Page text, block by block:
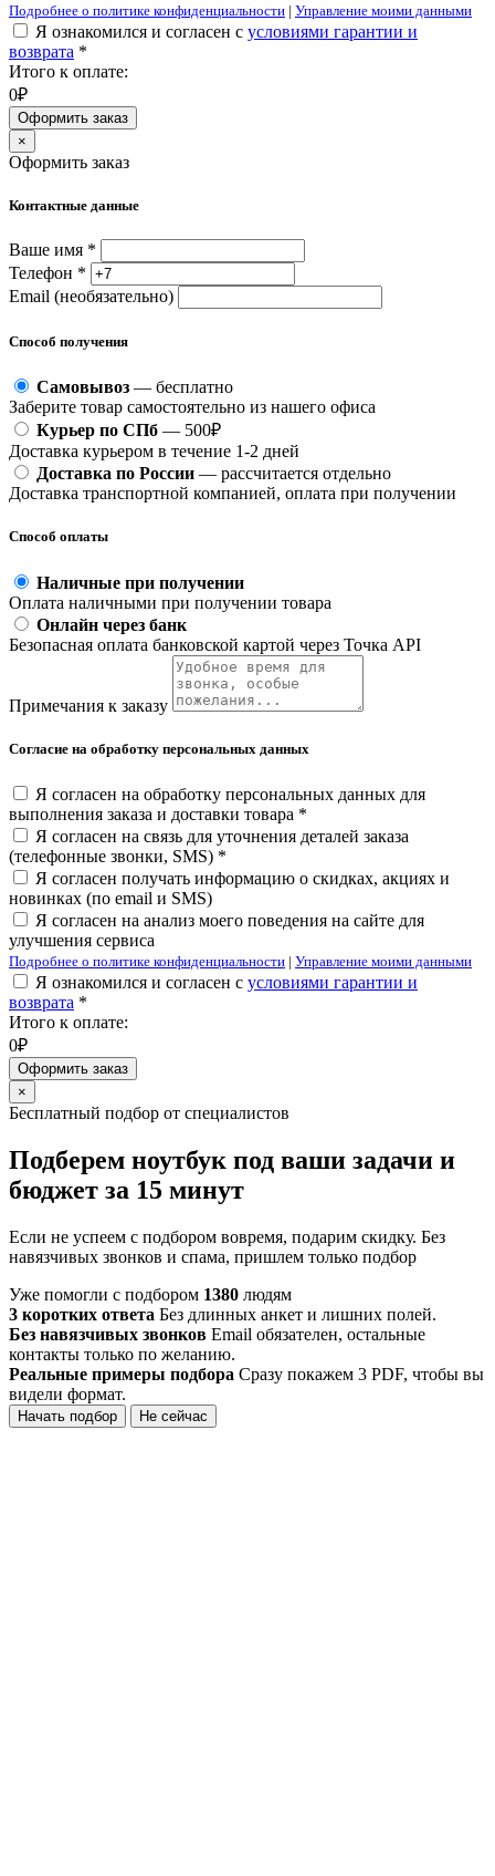
Подробнее о политике конфиденциальности | Управление моими данными
Я ознакомился и согласен с условиями гарантии и
возврата *
Итого к оплате:
0₽
Оформить заказ
×
Оформить заказ
Контактные данные
Ваше имя *
Телефон *
Email (необязательно)
Способ получения
Самовывоз — бесплатно
Заберите товар самостоятельно из нашего офиса
Курьер по СПб — 500₽
Доставка курьером в течение 1-2 дней
Доставка по России — рассчитается отдельно
Доставка транспортной компанией, оплата при получении
Способ оплаты
Наличные при получении
Оплата наличными при получении товара
Онлайн через банк
Безопасная оплата банковской картой через Точка API
Примечания к заказу
Согласие на обработку персональных данных
Я согласен на обработку персональных данных для
выполнения заказа и доставки товара *
Я согласен на связь для уточнения деталей заказа
(телефонные звонки, SMS) *
Я согласен получать информацию о скидках, акциях и
новинках (по email и SMS)
Я согласен на анализ моего поведения на сайте для
улучшения сервиса
Подробнее о политике конфиденциальности | Управление моими данными
Я ознакомился и согласен с условиями гарантии и
возврата *
Итого к оплате:
0₽
Оформить заказ
×
Бесплатный подбор от специалистов
Подберем ноутбук под ваши задачи и
бюджет за 15 минут
Если не успеем с подбором вовремя, подарим скидку. Без
навязчивых звонков и спама, пришлем только подбор
Уже помогли с подбором 1380 людям
3 коротких ответа Без длинных анкет и лишних полей.
Без навязчивых звонков Email обязателен, остальные
контакты только по желанию.
Реальные примеры подбора Сразу покажем 3 PDF, чтобы вы
видели формат.
Начать подбор Не сейчас